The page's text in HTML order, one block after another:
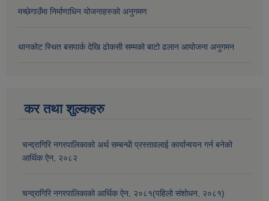
मच्छेगाउँमा निर्माणाधिन योजनाहरुको अनुगमण
थानकोट स्थित बसपार्क देखि ढोकसी सम्मको बाटो ढलान आयोजना अनुगमन
कर तथा शुल्कहरु
चन्द्रागिरि नगरपालिकाको अर्थ सम्बन्धी प्रस्तावलाई कार्यान्वयन गर्न बनेको
आर्थिक ऐन, २०८२
चन्द्रागिरि नगरपालिकाको आर्थिक ऐन, २०८१(पहिलो संशोधन, २०८१)